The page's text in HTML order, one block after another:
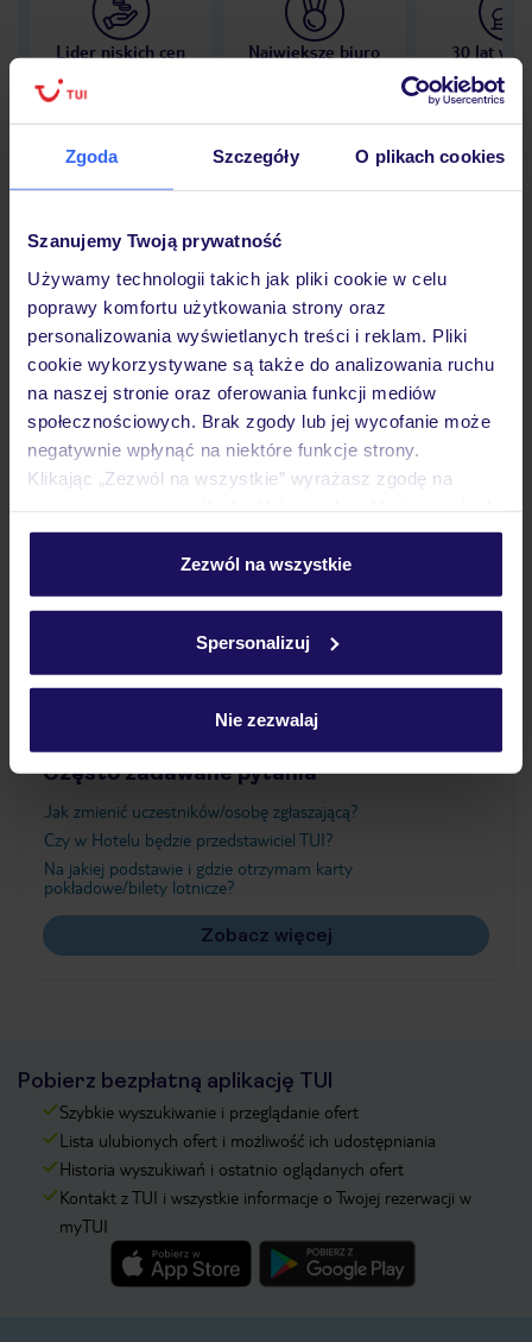
Zgoda Szczegóły O plikach cookies
Szanujemy Twoją prywatność
Używamy technologii takich jak pliki cookie w celu
poprawy komfortu użytkowania strony oraz
personalizowania wyświetlanych treści i reklam. Pliki
cookie wykorzystywane są także do analizowania ruchu
na naszej stronie oraz oferowania funkcji mediów
społecznościowych. Brak zgody lub jej wycofanie może
negatywnie wpłynąć na niektóre funkcje strony.
Klikając „Zezwól na wszystkie” wyrażasz zgodę na
personalizować swój wybór wchodząc w zakładkę
Szczegółowe informacje o plikach cookie znajdziesz
Zezwól na wszystkie
Spersonalizuj
Nie zezwalaj
Lider niskich cen
Największe biuro
30 lat w
Hotel
Opinie
Pokoje
Wyżywienie
Ważne informacje
Często zadawane pytania
Jak zmienić uczestników/osobę zgłaszającą?
Czy w Hotelu będzie przedstawiciel TUI?
Na jakiej podstawie i gdzie otrzymam karty
pokładowe/bilety lotnicze?
Zobacz więcej
Pobierz bezpłatną aplikację TUI
Szybkie wyszukiwanie i przeglądanie ofert
Lista ulubionych ofert i możliwość ich udostępniania
Historia wyszukiwań i ostatnio oglądanych ofert
Kontakt z TUI i wszystkie informacje o Twojej rezerwacji w
myTUI